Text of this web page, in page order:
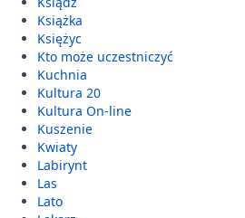
Książka
Księżyc
Kto może uczestniczyć
Kuchnia
Kultura 20
Kultura On-line
Kuszenie
Kwiaty
Labirynt
Las
Lato